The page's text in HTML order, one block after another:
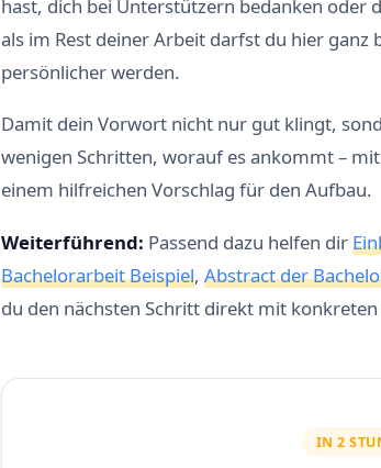
hast, dich bei Unterstützern bedanken oder
als im Rest deiner Arbeit darfst du hier ganz
persönlicher werden.
Damit dein Vorwort nicht nur gut klingt,
wenigen Schritten, worauf es ankommt –
einem hilfreichen Vorschlag für den Aufbau.
Weiterführend: Passend dazu helfen dir
Bachelorarbeit Beispiel, Abstract der
du den nächsten Schritt direkt mit
IN 2